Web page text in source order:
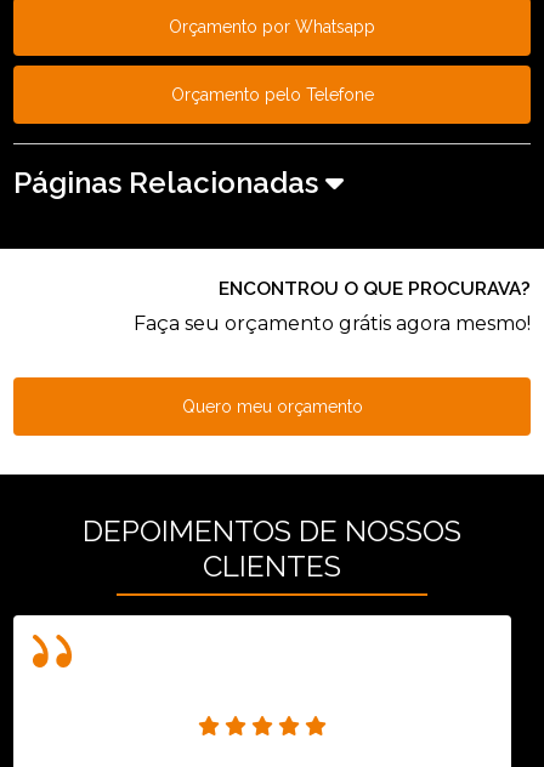
Orçamento por Whatsapp
Orçamento pelo Telefone
Páginas Relacionadas
ENCONTROU O QUE PROCURAVA?
Faça seu orçamento grátis agora mesmo!
Quero meu orçamento
DEPOIMENTOS DE NOSSOS
CLIENTES